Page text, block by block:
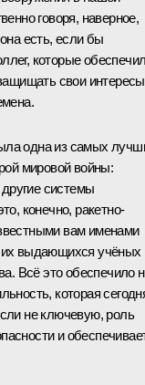
говоря, наверное,
есть, если бы
которые
свои
одна из самых
мировой войны:
системы
конечно, ракетно-
вам именами
выдающихся учёных
Всё это обеспечило
которая
не ключевую, роль
и